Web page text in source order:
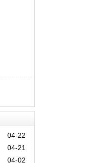
04-22
04-21
04-02